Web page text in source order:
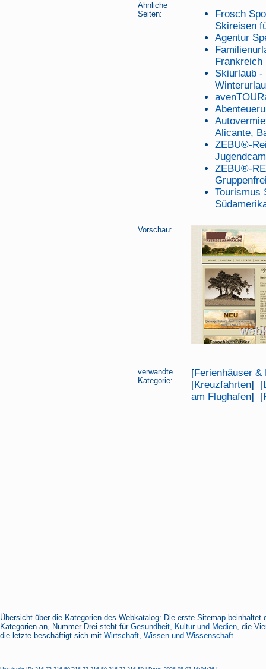
Ähnliche
Seiten:
Frosch
Skireisen
Agentur
Frankreich
Skiurlaub
Alicante,
ZEBU®-
ZEBU®-
Tourismus
Vorschau:
verwandte
Kategorie:
[Ferienhäuser &
[Kreuzfahrten] [
am Flughafen] [
Übersicht über die Kategorien des Webkatalog: Die erste Sitemap beinhaltet
Kategorien an, Nummer Drei steht für Gesundheit, Kultur und Medien, die
die letzte beschäftigt sich mit Wirtschaft, Wissen und Wissenschaft.